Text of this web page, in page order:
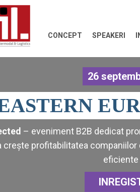
CONCEPT SPEAKERI
26
– eveniment B2B dedicat
profitabilitatea companiilor
eficiente